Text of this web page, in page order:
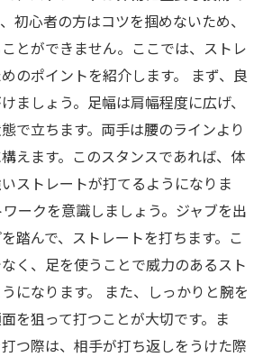
初心者の方はコツを掴めないため、
とができません。ここでは、ストレ
のポイントを紹介します。 まず、良
ましょう。足幅は肩幅程度に広げ、
で立ちます。両手は腰のラインより
えます。このスタンスであれば、体
ストレートが打てるようになりま
ークを意識しましょう。ジャブを出
踏んで、ストレートを打ちます。こ
く、足を使うことで威力のあるスト
になります。 また、しっかりと腕を
を狙って打つことが大切です。ま
つ際は、相手が打ち返しをうけた際